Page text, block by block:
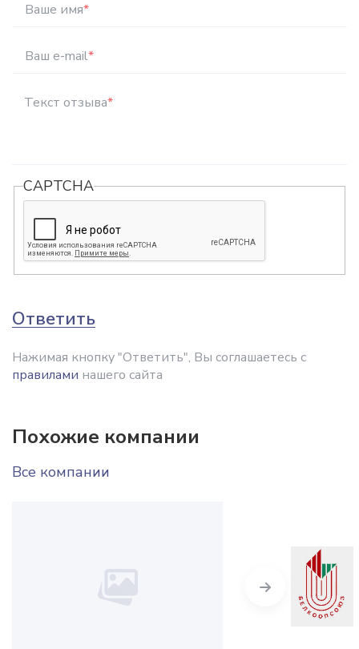
Ваше имя*
Ваш e-mail*
Текст отзыва*
CAPTCHA
Ответить
Нажимая кнопку "Ответить", Вы соглашаетесь с
правилами нашего сайта
Похожие компании
Все компании